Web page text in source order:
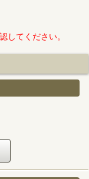
してください。